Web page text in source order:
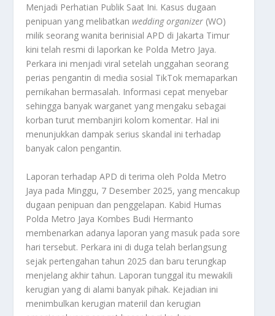
Menjadi Perhatian Publik Saat Ini. Kasus dugaan
penipuan yang melibatkanwedding organizer (WO)
milik seorang wanita berinisial APD di Jakarta Timur
kini telah resmi di laporkan ke Polda Metro Jaya.
Perkara ini menjadi viral setelah unggahan seorang
perias pengantin di media sosial TikTok memaparkan
pernikahan bermasalah. Informasi cepat menyebar
sehingga banyak warganet yang mengaku sebagai
korban turut membanjiri kolom komentar. Hal ini
menunjukkan dampak serius skandal ini terhadap
banyak calon pengantin.
Laporan terhadap APD di terima oleh Polda Metro
Jaya pada Minggu, 7 Desember 2025, yang mencakup
dugaan penipuan dan penggelapan. Kabid Humas
Polda Metro Jaya Kombes Budi Hermanto
membenarkan adanya laporan yang masuk pada sore
hari tersebut. Perkara ini di duga telah berlangsung
sejak pertengahan tahun 2025 dan baru terungkap
menjelang akhir tahun. Laporan tunggal itu mewakili
kerugian yang di alami banyak pihak. Kejadian ini
menimbulkan kerugian materiil dan kerugian